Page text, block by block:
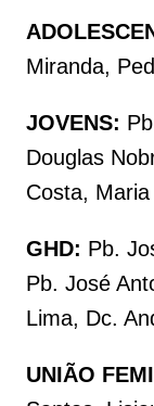
Miranda,
JOVENS:
Douglas
Costa,
GHD: Pb.
Pb. José
Lima, Dc.
UNIÃO